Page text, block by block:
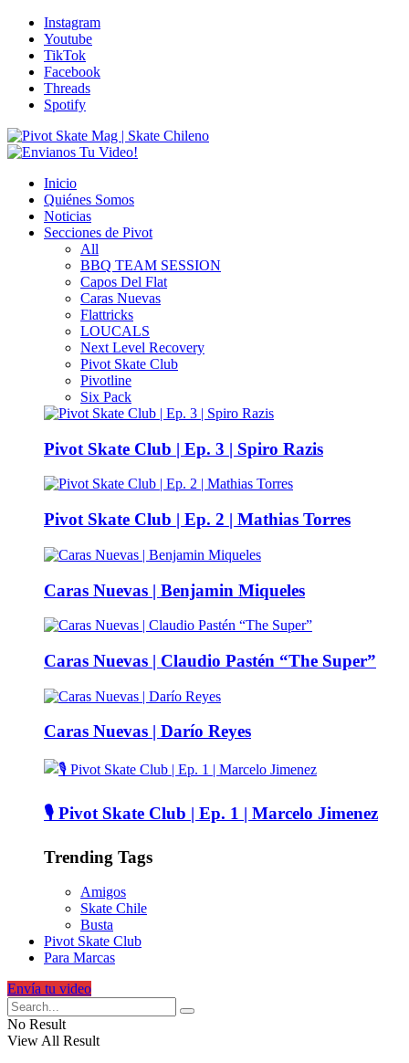
Instagram
Youtube
TikTok
Facebook
Threads
Spotify
Inicio
Quiénes Somos
Noticias
Secciones de Pivot
All
BBQ TEAM SESSION
Capos Del Flat
Caras Nuevas
Flattricks
LOUCALS
Next Level Recovery
Pivot Skate Club
Pivotline
Six Pack
Pivot Skate Club | Ep. 3 | Spiro Razis
Pivot Skate Club | Ep. 2 | Mathias Torres
Caras Nuevas | Benjamin Miqueles
Caras Nuevas | Claudio Pastén “The Super”
Caras Nuevas | Darío Reyes
🎙️ Pivot Skate Club | Ep. 1 | Marcelo Jimenez
Trending Tags
Amigos
Skate Chile
Busta
Pivot Skate Club
Para Marcas
Envía tu video
No Result
View All Result